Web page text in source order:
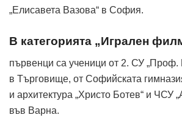
„Елисавета Вазова“ в София.
В категорията „Игрален
първенци са ученици от 2. СУ
в Търговище, от Софийската
и архитектура „Христо Ботев“ и ЧСУ
във Варна.